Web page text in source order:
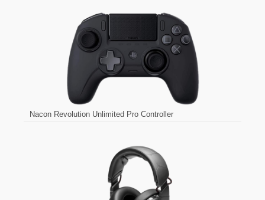
Nacon Revolution Unlimited Pro Controller